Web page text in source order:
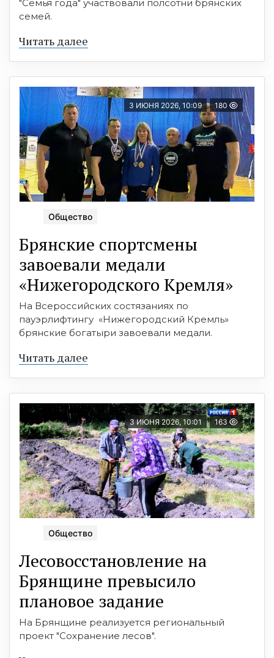
"Семья года" участвовали полсотни брянских
семей.
Читать далее
3 ИЮНЯ 2026, 10:09 180
Общество
Брянские спортсмены
завоевали медали
«Нижегородского Кремля»
На Всероссийских состязаниях по
пауэрлифтингу «Нижегородский Кремль»
брянские богатыри завоевали медали.
Читать далее
3 ИЮНЯ 2026, 10:01 163
Общество
Лесовосстановление на
Брянщине превысило
плановое задание
На Брянщине реализуется региональный
проект "Сохранение лесов".